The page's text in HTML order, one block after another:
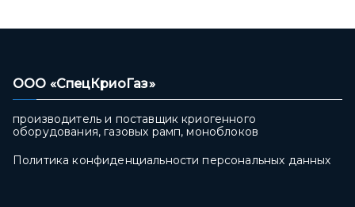
ООО «СпецКриоГаз»
производитель и поставщик криогенного
оборудования, газовых рамп, моноблоков
Политика конфиденциальности персональных данных